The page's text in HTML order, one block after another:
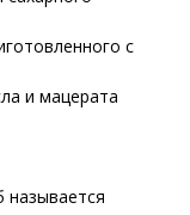
с
и мацерата
называется